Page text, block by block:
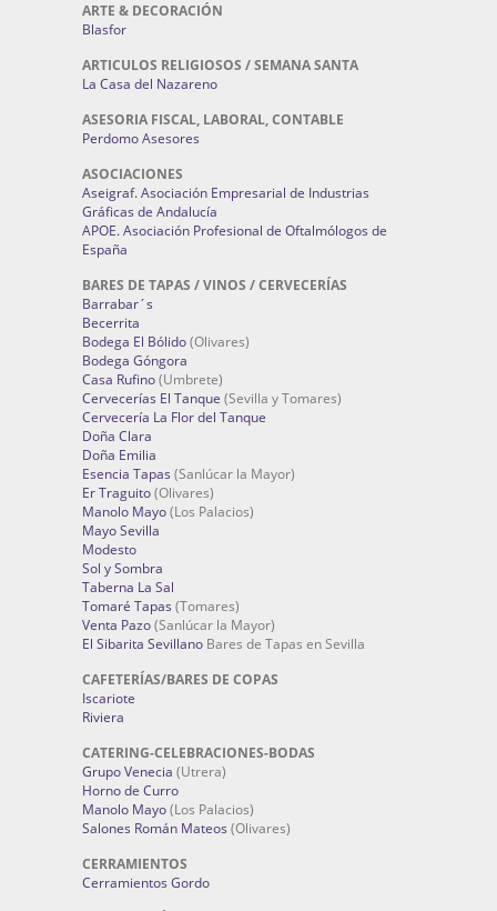
ARTE & DECORACIÓN
Blasfor
ARTICULOS RELIGIOSOS / SEMANA SANTA
La Casa del Nazareno
ASESORIA FISCAL, LABORAL, CONTABLE
Perdomo Asesores
ASOCIACIONES
Aseigraf. Asociación Empresarial de Industrias
Gráficas de Andalucía
APOE. Asociación Profesional de Oftalmólogos de
España
BARES DE TAPAS / VINOS / CERVECERÍAS
Barrabar´s
Becerrita
Bodega El Bólido(Olivares)
Bodega Góngora
Casa Rufino(Umbrete)
Cervecerías El Tanque (Sevilla y Tomares)
Cervecería La Flor del Tanque
Doña Clara
Doña Emilia
Esencia Tapas (Sanlúcar la Mayor)
Er Traguito(Olivares)
Manolo Mayo(Los Palacios)
Mayo Sevilla
Modesto
Sol y Sombra
Taberna La Sal
Tomaré Tapas (Tomares)
Venta Pazo(Sanlúcar la Mayor)
El Sibarita Sevillano Bares de Tapas en Sevilla
CAFETERÍAS/BARES DE COPAS
Iscariote
Riviera
CATERING-CELEBRACIONES-BODAS
Grupo Venecia (Utrera)
Horno de Curro
Manolo Mayo(Los Palacios)
Salones Román Mateos (Olivares)
CERRAMIENTOS
Cerramientos Gordo